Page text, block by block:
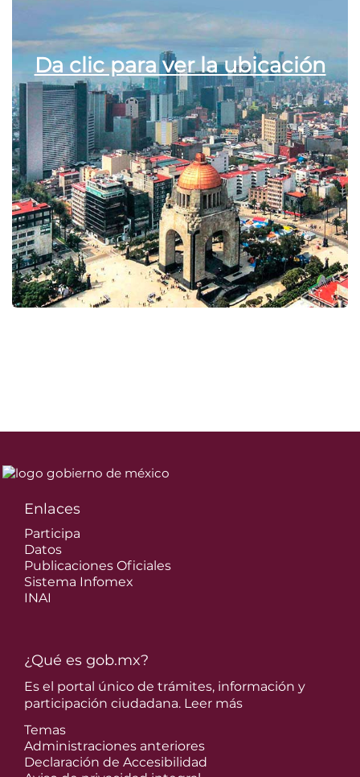
Da clic para ver la ubicación
Enlaces
Participa
Datos
Publicaciones Oficiales
Sistema Infomex
INAI
¿Qué es gob.mx?
Es el portal único de trámites, información y
participación ciudadana. Leer más
Temas
Administraciones anteriores
Declaración de Accesibilidad